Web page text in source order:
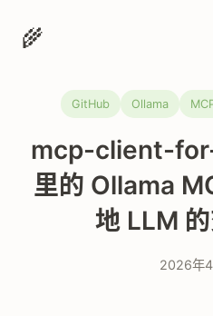
🌾
GitHub Ollama
mcp-client-
里的 Ollama
地 LLM
2026年